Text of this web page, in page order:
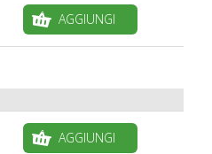
AGGIUNGI
AGGIUNGI